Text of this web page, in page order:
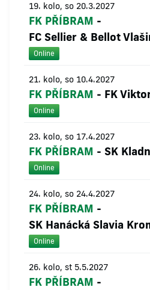
19. kolo, so 20.3.2027
FK PŘÍBRAM -
FC Sellier & Bellot
Online
21. kolo, so 10.4.2027
FK PŘÍBRAM - FK
Online
23. kolo, so 17.4.2027
FK PŘÍBRAM - SK
Online
24. kolo, so 24.4.2027
FK PŘÍBRAM -
SK Hanácká Slavia
Online
26. kolo, st 5.5.2027
FK PŘÍBRAM -